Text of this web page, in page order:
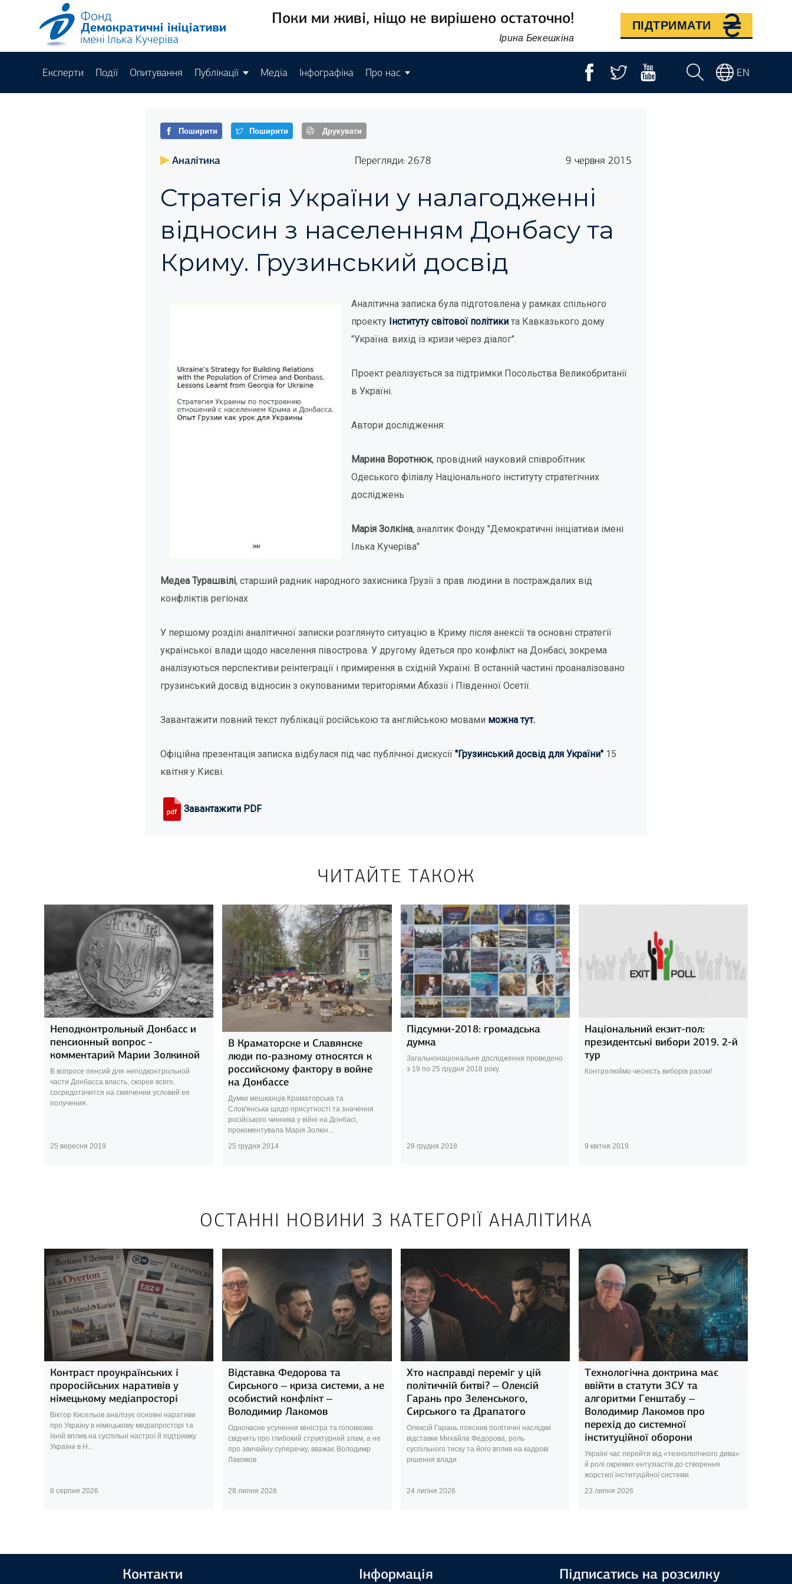
Поки ми живі, ніщо не вирішено остаточно!
Ірина Бекешкіна
ПІДТРИМАТИ
Експерти Події Опитування Публікації Медіа Інфографіка Про нас EN
Поширити Поширити Друкувати
Аналітика Перегляди: 2678 9 червня 2015
Стратегія України у налагодженні
відносин з населенням Донбасу та
Криму. Грузинський досвід
Аналітична записка була підготовлена у рамках спільного
проекту Інституту світової політики та Кавказького дому
"Україна: вихід із кризи через діалог".
Проект реалізується за підтримки Посольства Великобританії
в Україні.
Автори дослідження:
Марина Воротнюк, провідний науковий співробітник
Одеського філіалу Національного інституту стратегічних
досліджень
Марія Золкіна, аналітик Фонду "Демократичні ініціативи імені
Ілька Кучеріва"
Медеа Турашвілі, старший радник народного захисника Грузії з прав людини в постраждалих від
конфліктів регіонах
У першому розділі аналітичної записки розглянуто ситуацію в Криму після анексії та основні стратегії
української влади щодо населення півострова. У другому йдеться про конфлікт на Донбасі, зокрема
аналізуються перспективи реінтеграції і примирення в східній Україні. В останній частині проаналізовано
грузинський досвід відносин з окупованими територіями Абхазії і Південної Осетії.
Завантажити повний текст публікації російською та англійською мовами можна тут.
Офіційна презентація записка відбулася під час публічної дискусії "Грузинський досвід для України" 15
квітня у Києві.
Завантажити PDF
ЧИТАЙТЕ ТАКОЖ
Неподконтрольный Донбасс и
пенсионный вопрос -
комментарий Марии Золкиной
В вопросе пенсий для неподконтрольной
части Донбасса власть, скорее всего,
сосредотачится на смягчении условий ее
получения.
25 вересня 2019
В Краматорске и Славянске
люди по-разному относятся к
российскому фактору в войне
на Донбассе
Думки мешканців Краматорська та
Слов'янська щодо присутності та значення
російського чинника у війні на Донбасі,
прокоментувала Марія Золкін...
25 грудня 2014
Підсумки-2018: громадська
думка
Загальнонаціональне дослідження проведено
з 19 по 25 грудня 2018 року.
28 грудня 2018
Національний екзит-пол:
президентські вибори 2019. 2-й
тур
Контролюймо чесність виборів разом!
9 квітня 2019
ОСТАННІ НОВИНИ З КАТЕГОРІЇ АНАЛІТИКА
Контраст проукраїнських і
проросійських наративів у
німецькому медіапросторі
Віктор Кисельов аналізує основні наративи
про Україну в німецькому медіапросторі та
їхній вплив на суспільні настрої й підтримку
України в Н...
6 серпня 2026
Відставка Федорова та
Сирського – криза системи, а не
особистий конфлікт –
Володимир Лакомов
Одночасне усунення міністра та головкома
свідчить про глибокий структурний злам, а не
про звичайну суперечку, вважає Володимр
Лакомов
28 липня 2026
Хто насправді переміг у цій
політичній битві? – Олексій
Гарань про Зеленського,
Сирського та Драпатого
Олексій Гарань пояснив політичні наслідки
відставки Михайла Федорова, роль
суспільного тиску та його вплив на кадрові
рішення влади
24 липня 2026
Технологічна доктрина має
ввійти в статути ЗСУ та
алгоритми Генштабу –
Володимир Лакомов про
перехід до системної
інституційної оборони
Україні час перейти від «технологічного дива»
й ролі окремих ентузіастів до створення
жорсткої інституційної системи
23 липня 2026
Контакти Інформація Підписатись на розсилку